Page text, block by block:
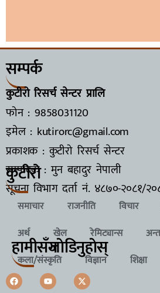
सम्पर्क
कुटीरो रिसर्च सेन्टर प्रालि
फोन : 9858031120
इमेल : kutirorc@gmail.com
प्रकाशक : कुटीरो रिसर्च सेन्टर
सम्पादक : मुन बहादुर नेपाली
सूचना विभाग दर्ता नं. ४८७०-२०८१/
कुटीरो
समाचार राजनीति विचार
अर्थ
खेल रेमिट्यान्स
कला/संस्कृति
विज्ञान शिक्षा
हामीसँगजाेडिनुहाेस्